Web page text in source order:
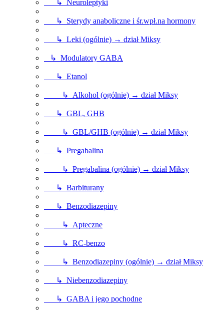
↳ Neuroleptyki
↳ Sterydy anaboliczne i śr.wpł.na hormony
↳ Leki (ogólnie) → dział Miksy
↳ Modulatory GABA
↳ Etanol
↳ Alkohol (ogólnie) → dział Miksy
↳ GBL, GHB
↳ GBL/GHB (ogólnie) → dział Miksy
↳ Pregabalina
↳ Pregabalina (ogólnie) → dział Miksy
↳ Barbiturany
↳ Benzodiazepiny
↳ Apteczne
↳ RC-benzo
↳ Benzodiazepiny (ogólnie) → dział Miksy
↳ Niebenzodiazepiny
↳ GABA i jego pochodne